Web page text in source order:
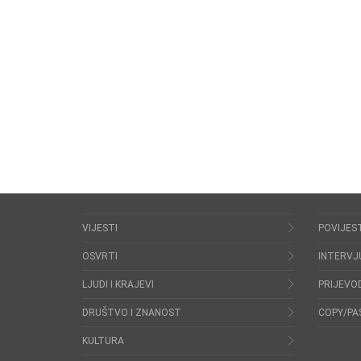
VIJESTI
OSVRTI
LJUDI I KRAJEVI
DRUŠTVO I ZNANOST
KULTURA
COPY/